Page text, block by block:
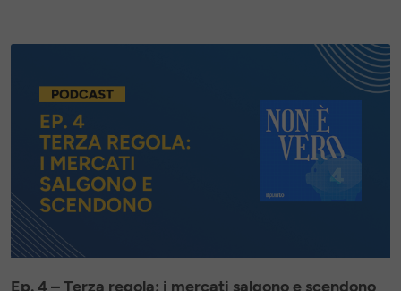
Ep. 4 – Terza regola: i mercati salgono e scendono